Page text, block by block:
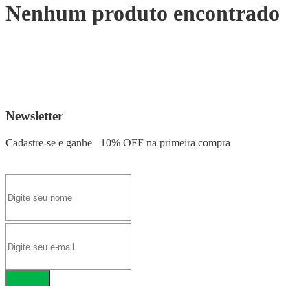
Nenhum produto encontrado
Newsletter
Cadastre-se e ganhe 10% OFF na primeira compra